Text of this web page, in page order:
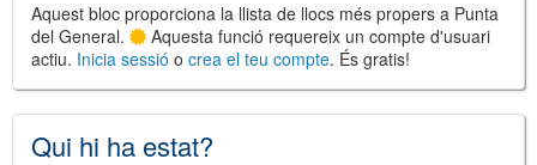
JS library for interactive maps
©OpenStreetMap,OpenTopoMap
and its contributors
CC BY-SH 4.0)
Institut Cartogràfic i Geològic de
Catalunya (CC BY-SH 4.0)
Aquest bloc proporciona la llista de llocs més propers a Punta
del General.
Aquesta funció requereix un compte d'usuari
actiu. Inicia sessió o crea el teu compte. És gratis!
Qui hi ha estat?